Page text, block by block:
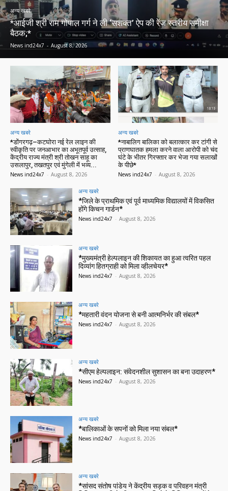
अन्य खबरे
*आईजी श्री राम गोपाल गर्ग ने ली ‘सशक्त’ ऐप की रेंज स्तरीय समीक्षा
बैठक;*
News ind24x7 - August 8, 2026
अन्य खबरे
*डोंगरगढ़–कटघोरा नई रेल लाइन की
स्वीकृति पर जनआभार का अभूतपूर्व उत्साह,
केंद्रीय राज्य मंत्री श्री तोखन साहू का
उसलापुर, तखतपुर एवं मुंगेली में भव्य...
News ind24x7 - August 8, 2026
अन्य खबरे
*नाबालिग बालिका को बलात्कार कर टांगी से
प्राणघातक हमला करने वाला आरोपी को चंद
घंटे के भीतर गिरफ्तार कर भेजा गया सलाखों
के पीछे*
News ind24x7 - August 8, 2026
अन्य खबरे
*जिले के प्राथमिक एवं पूर्व माध्यमिक विद्यालयों में विकसित
होंगे किचन गार्डन*
News ind24x7 - August 8, 2026
अन्य खबरे
*मुख्यमंत्री हेल्पलाइन की शिकायत का हुआ त्वरित पहल
दिव्यांग हितग्राही को मिला व्हीलचेयर*
News ind24x7 - August 8, 2026
अन्य खबरे
*महतारी वंदन योजना से बनी आत्मनिर्भर की संबल*
News ind24x7 - August 8, 2026
अन्य खबरे
*सीएम हेल्पलाइन: संवेदनशील सुशासन का बना उदाहरण*
News ind24x7 - August 8, 2026
अन्य खबरे
*बालिकाओं के सपनों को मिला नया संबल*
News ind24x7 - August 8, 2026
अन्य खबरे
*सांसद संतोष पांडेय ने केंद्रीय सड़क व परिवहन मंत्री